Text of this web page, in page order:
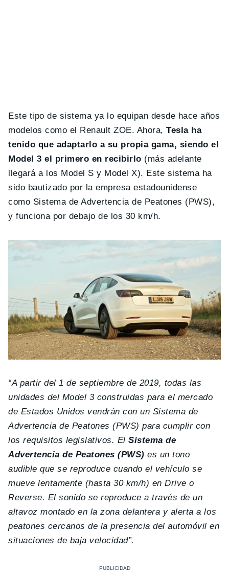
Este tipo de sistema ya lo equipan desde hace años
modelos como el Renault ZOE. Ahora,Tesla ha
tenido que adaptarlo a su propia gama, siendo el
Model 3 el primero en recibirlo (más adelante
llegará a los Model S y Model X). Este sistema ha
sido bautizado por la empresa estadounidense
como Sistema de Advertencia de Peatones (PWS),
y funciona por debajo de los 30 km/h.
“A partir del 1 de septiembre de 2019, todas las
unidades del Model 3 construidas para el mercado
de Estados Unidos vendrán con un Sistema de
Advertencia de Peatones (PWS) para cumplir con
los requisitos legislativos. ElSistema de
Advertencia de Peatones (PWS) es un tono
audible que se reproduce cuando el vehículo se
mueve lentamente (hasta 30 km/h) en Drive o
Reverse. El sonido se reproduce a través de un
altavoz montado en la zona delantera y alerta a los
peatones cercanos de la presencia del automóvil en
situaciones de baja velocidad”.